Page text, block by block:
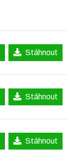
Stáhnout
Stáhnout
Stáhnout